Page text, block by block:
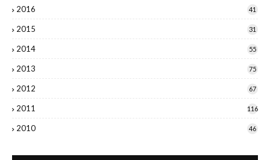
2016 41
2015 31
2014 55
2013 75
2012 67
2011 116
2010 46